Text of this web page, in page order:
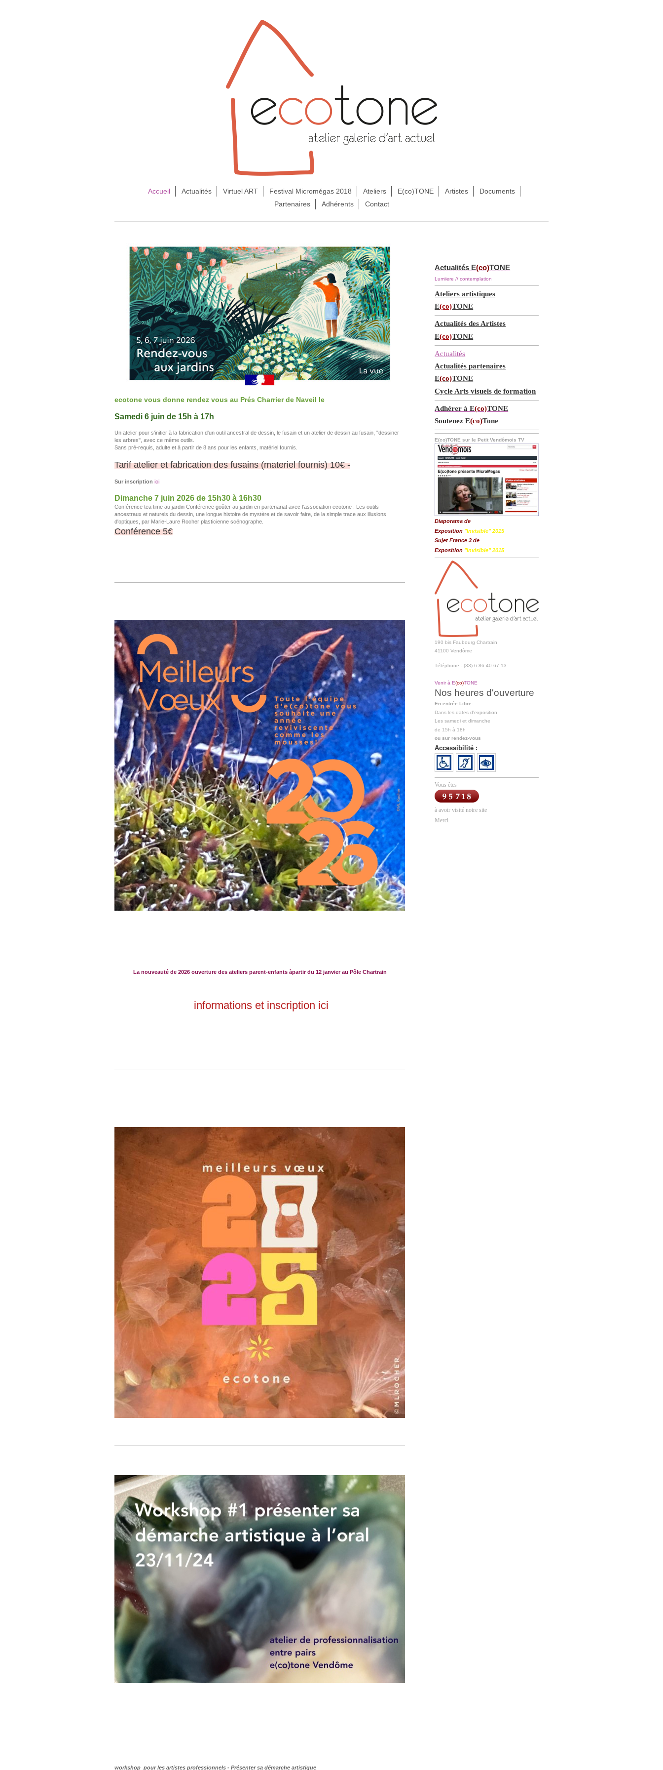
Accueil Actualités Virtuel ART Festival Micromégas 2018 Ateliers E(co)TONE Artistes
Documents
Partenaires
Adhérents Contact
ecotone vous donne rendez vous au Prés Charrier de Naveil le
Samedi 6 juin de 15h à 17h
Un atelier pour s'initier à la fabrication d'un outil ancestral de dessin, le fusain et un atelier de dessin au fusain, "dessiner
les arbres", avec ce même outils.
Sans pré-requis, adulte et à partir de 8 ans pour les enfants, matériel fournis.
Tarif atelier et fabrication des fusains (materiel fournis) 10€ -
Sur inscription ici
Dimanche 7 juin 2026 de 15h30 à 16h30
Conférence tea time au jardin Conférence goûter au jardin en partenariat avec l'association ecotone : Les outils
ancestraux et naturels du dessin, une longue histoire de mystère et de savoir faire, de la simple trace aux illusions
d'optiques, par Marie-Laure Rocher plasticienne scénographe.
Conférence 5€
La nouveauté de 2026 ouverture des ateliers parent-enfants àpartir du 12 janvier au Pôle Chartrain
informations et inscription ici
workshop pour les artistes professionnels - Présenter sa démarche artistique
Actualités E(co)TONE
Lumiiere // contemplation
Ateliers artistiques
E(co)TONE
Actualités des Artistes
E(co)TONE
Actualités
Actualités partenaires
E(co)TONE
Cycle Arts visuels de formation
Adhérer à E(co)TONE
Soutenez E(co)Tone
E(co)TONE sur le Petit Vendômois TV
Diaporama de
Exposition "Invisible" 2015
Sujet France 3 de
Exposition "Invisible" 2015
190 bis Faubourg Chartrain
41100 Vendôme
Téléphone : (33) 6 86 40 67 13
Venir à E(co)TONE
Nos heures d'ouverture
En entrée Libre:
Dans les dates d'exposition
Les samedi et dimanche
de 15h à 18h
ou sur rendez-vous
Accessibilité :
Vous êtes
à avoir visité notre site
Merci